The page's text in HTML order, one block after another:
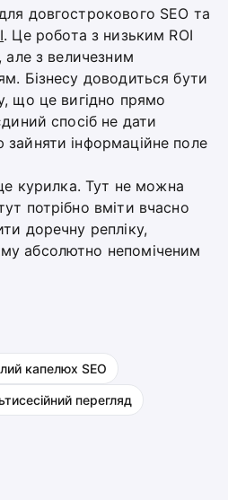
довгострокового SEO та
. Це робота з низьким ROI
але з величезним
Бізнесу доводиться бути
що це вигідно прямо
спосіб не дати
зайняти інформаційне поле
курилка. Тут не можна
потрібно вміти вчасно
доречну репліку,
абсолютно непоміченим
капелюх SEO
перегляд